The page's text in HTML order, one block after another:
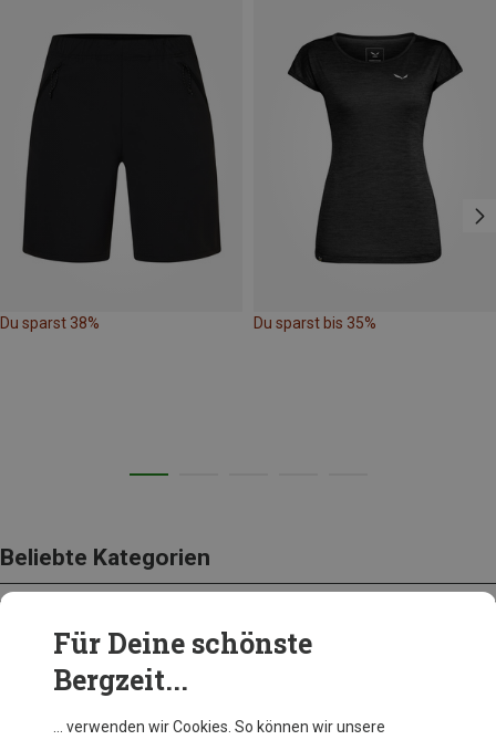
Du sparst 38% Du sparst bis 35%
Beliebte Kategorien
BEKLEIDUNG
Für Deine schönste
Bergzeit...
… verwenden wir Cookies. So können wir unsere